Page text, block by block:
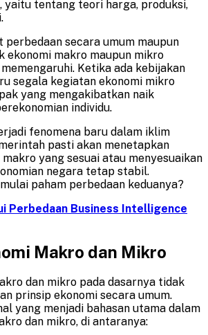
yaitu tentang teori harga, produksi,
perbedaan secara umum maupun
ekonomi makro maupun mikro
Ketika ada kebijakan
segala kegiatan ekonomi mikro
yang mengakibatkan naik
individu.
fenomena baru dalam iklim
pasti akan menetapkan
yang sesuai atau menyesuaikan
negara tetap stabil.
paham perbedaan keduanya?
Perbedaan Business Intelligence
Makro dan Mikro
dan mikro pada dasarnya tidak
prinsip ekonomi secara umum.
yang menjadi bahasan utama dalam
dan mikro, di antaranya: